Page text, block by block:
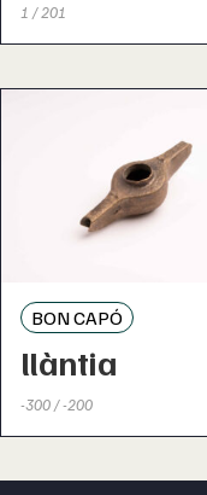
1 / 201
BON CAPÓ
llàntia
-300 / -200